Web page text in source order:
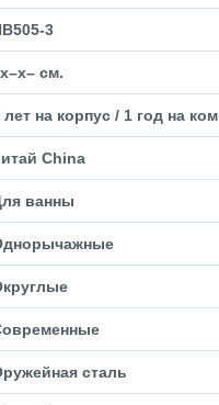
3
см.
лет на корпус / 1 год на
China
ванны
сталь